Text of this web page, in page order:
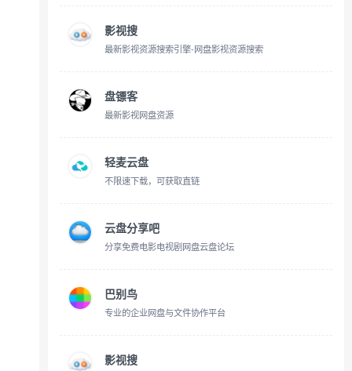
影视搜
最新影视资源搜索引擎-网盘影视资源搜索
盘镖客
最新影视网盘资源
轻麦云盘
不限速下载，可获取直链
云盘分享吧
分享免费电影电视剧网盘云盘论坛
巴别鸟
专业的企业网盘与文件协作平台
影视搜